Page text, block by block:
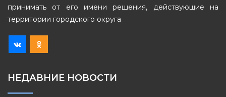
принимать от его имени решения, действующие на
территории городского округа
НЕДАВНИЕ НОВОСТИ